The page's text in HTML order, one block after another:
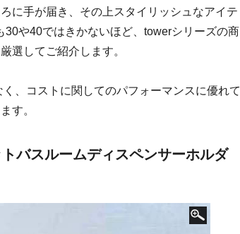
に手が届き、その上スタイリッシュなアイテ
や40ではきかないほど、towerシリーズの商
選してご紹介します。
く、コストに関してのパフォーマンスに優れて
す。
バスルームディスペンサーホルダ